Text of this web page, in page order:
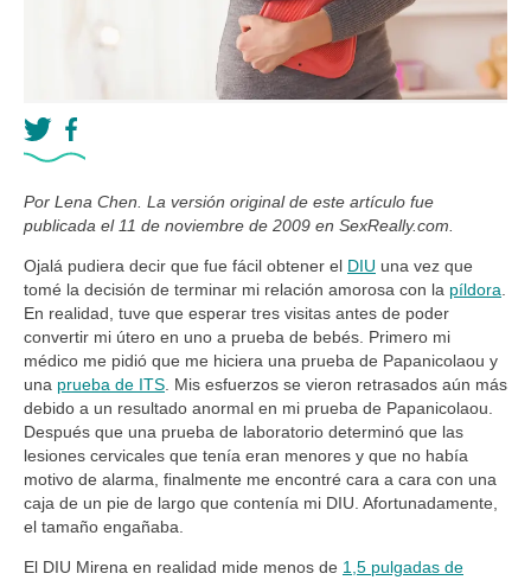
Por Lena Chen. La versión original de este artículo fue
publicada el 11 de noviembre de 2009 en SexReally.com.
Ojalá pudiera decir que fue fácil obtener el DIU una vez que
tomé la decisión de terminar mi relación amorosa con la píldora.
En realidad, tuve que esperar tres visitas antes de poder
convertir mi útero en uno a prueba de bebés. Primero mi
médico me pidió que me hiciera una prueba de Papanicolaou y
una prueba de ITS. Mis esfuerzos se vieron retrasados aún más
debido a un resultado anormal en mi prueba de Papanicolaou.
Después que una prueba de laboratorio determinó que las
lesiones cervicales que tenía eran menores y que no había
motivo de alarma, finalmente me encontré cara a cara con una
caja de un pie de largo que contenía mi DIU. Afortunadamente,
el tamaño engañaba.
El DIU Mirena en realidad mide menos de 1,5 pulgadas de